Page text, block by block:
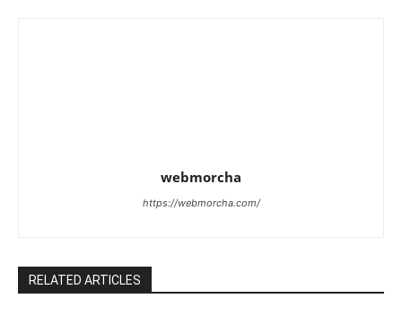
webmorcha
https://webmorcha.com/
RELATED ARTICLES